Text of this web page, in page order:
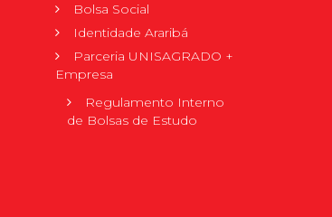
Bolsa Social
Identidade Araribá
Parceria UNISAGRADO +
Empresa
Regulamento Interno
de Bolsas de Estudo